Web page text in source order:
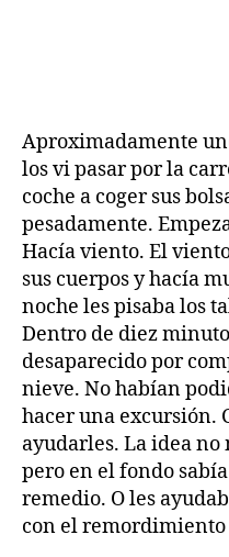
Aproximadamente
los vi pasar por la
coche a coger sus
pesadamente.
Hacía viento. El
sus cuerpos y hacía
noche les pisaba los
Dentro de diez
desaparecido por
nieve. No habían
hacer una excursión.
ayudarles. La idea
pero en el fondo
remedio. O les
con el